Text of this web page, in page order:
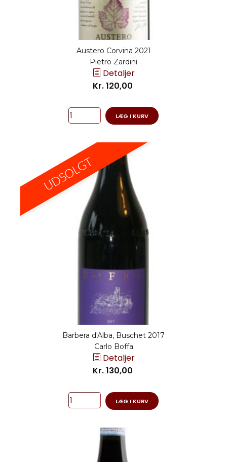
Austero Corvina 2021
Pietro Zardini
Detaljer
Kr. 120,00
LÆG I KURV
Barbera d'Alba, Buschet 2017
Carlo Boffa
Detaljer
Kr. 130,00
LÆG I KURV